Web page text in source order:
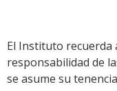
El Instituto recuerda
responsabilidad de
se asume su